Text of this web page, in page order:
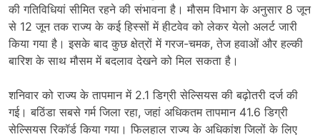
की गतिविधियां सीमित रहने की संभावना है। मौसम विभाग के अनुसार 8 जून
से 12 जून तक राज्य के कई हिस्सों में हीटवेव को लेकर येलो अलर्ट जारी
किया गया है। इसके बाद कुछ क्षेत्रों में गरज-चमक, तेज हवाओं और हल्की
बारिश के साथ मौसम में बदलाव देखने को मिल सकता है।
शनिवार को राज्य के तापमान में 2.1 डिग्री सेल्सियस की बढ़ोतरी दर्ज की
गई। बठिंडा सबसे गर्म जिला रहा, जहां अधिकतम तापमान 41.6 डिग्री
सेल्सियस रिकॉर्ड किया गया। फिलहाल राज्य के अधिकांश जिलों के लिए